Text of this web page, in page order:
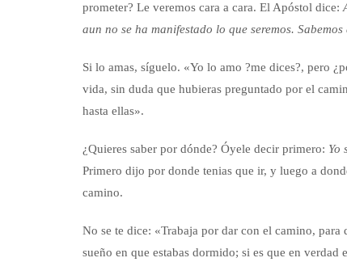
prometer? Le veremos cara a cara. El Apóstol dice:
aun no se ha manifestado lo que seremos.
Si lo amas, síguelo. «Yo lo amo ?me dices?, pero
vida, sin duda que hubieras preguntado por el
hasta ellas».
¿Quieres saber por dónde? Óyele decir primero: Yo
Primero dijo por donde tenias que ir, y luego a
camino.
No se te dice: «Trabaja por dar con el camino,
sueño en que estabas dormido; si es que en verdad